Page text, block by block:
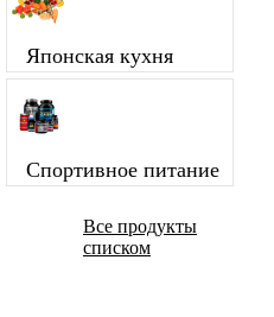
Японская кухня
Спортивное питание
Все продукты
списком